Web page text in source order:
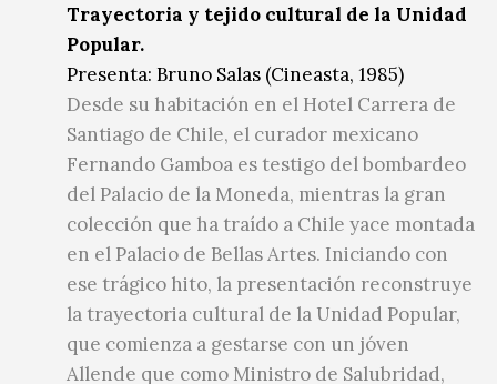
Trayectoria y tejido cultural de la Unidad
Popular.
Presenta: Bruno Salas (Cineasta, 1985)
Desde su habitación en el Hotel Carrera de
Santiago de Chile, el curador mexicano
Fernando Gamboa es testigo del bombardeo
del Palacio de la Moneda, mientras la gran
colección que ha traído a Chile yace montada
en el Palacio de Bellas Artes. Iniciando con
ese trágico hito, la presentación reconstruye
la trayectoria cultural de la Unidad Popular,
que comienza a gestarse con un jóven
Allende que como Ministro de Salubridad,